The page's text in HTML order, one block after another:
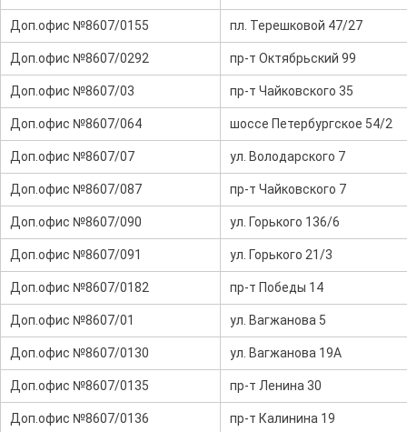
Доп.офис №8607/0155 пл. Терешковой 47/27
Доп.офис №8607/0292 пр-т Октябрьский 99
Доп.офис №8607/03 пр-т Чайковского 35
Доп.офис №8607/064 шоссе Петербургское 54/2
Доп.офис №8607/07 ул. Володарского 7
Доп.офис №8607/087 пр-т Чайковского 7
Доп.офис №8607/090 ул. Горького 136/6
Доп.офис №8607/091 ул. Горького 21/3
Доп.офис №8607/0182 пр-т Победы 14
Доп.офис №8607/01 ул. Вагжанова 5
Доп.офис №8607/0130 ул. Вагжанова 19А
Доп.офис №8607/0135 пр-т Ленина 30
Доп.офис №8607/0136 пр-т Калинина 19